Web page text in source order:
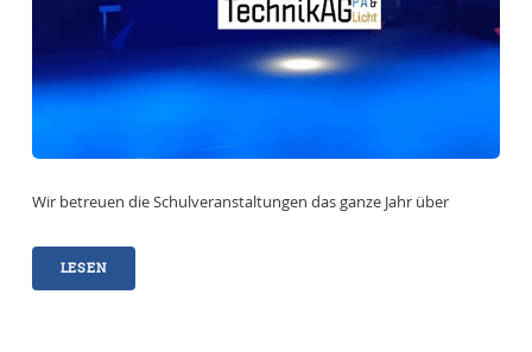
Wir betreuen die Schulveranstaltungen das ganze Jahr über
LESEN